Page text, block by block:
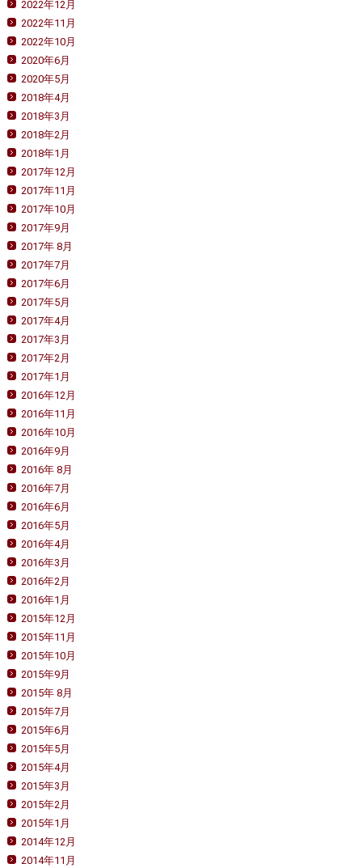
2022年12月
2022年11月
2022年10月
2020年6月
2020年5月
2018年4月
2018年3月
2018年2月
2018年1月
2017年12月
2017年11月
2017年10月
2017年9月
2017年 8月
2017年7月
2017年6月
2017年5月
2017年4月
2017年3月
2017年2月
2017年1月
2016年12月
2016年11月
2016年10月
2016年9月
2016年 8月
2016年7月
2016年6月
2016年5月
2016年4月
2016年3月
2016年2月
2016年1月
2015年12月
2015年11月
2015年10月
2015年9月
2015年 8月
2015年7月
2015年6月
2015年5月
2015年4月
2015年3月
2015年2月
2015年1月
2014年12月
2014年11月